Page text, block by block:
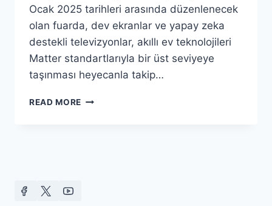
Ocak 2025 tarihleri arasında düzenlenecek
olan fuarda, dev ekranlar ve yapay zeka
destekli televizyonlar, akıllı ev teknolojileri
Matter standartlarıyla bir üst seviyeye
taşınması heyecanla takip…
READ MORE TECH